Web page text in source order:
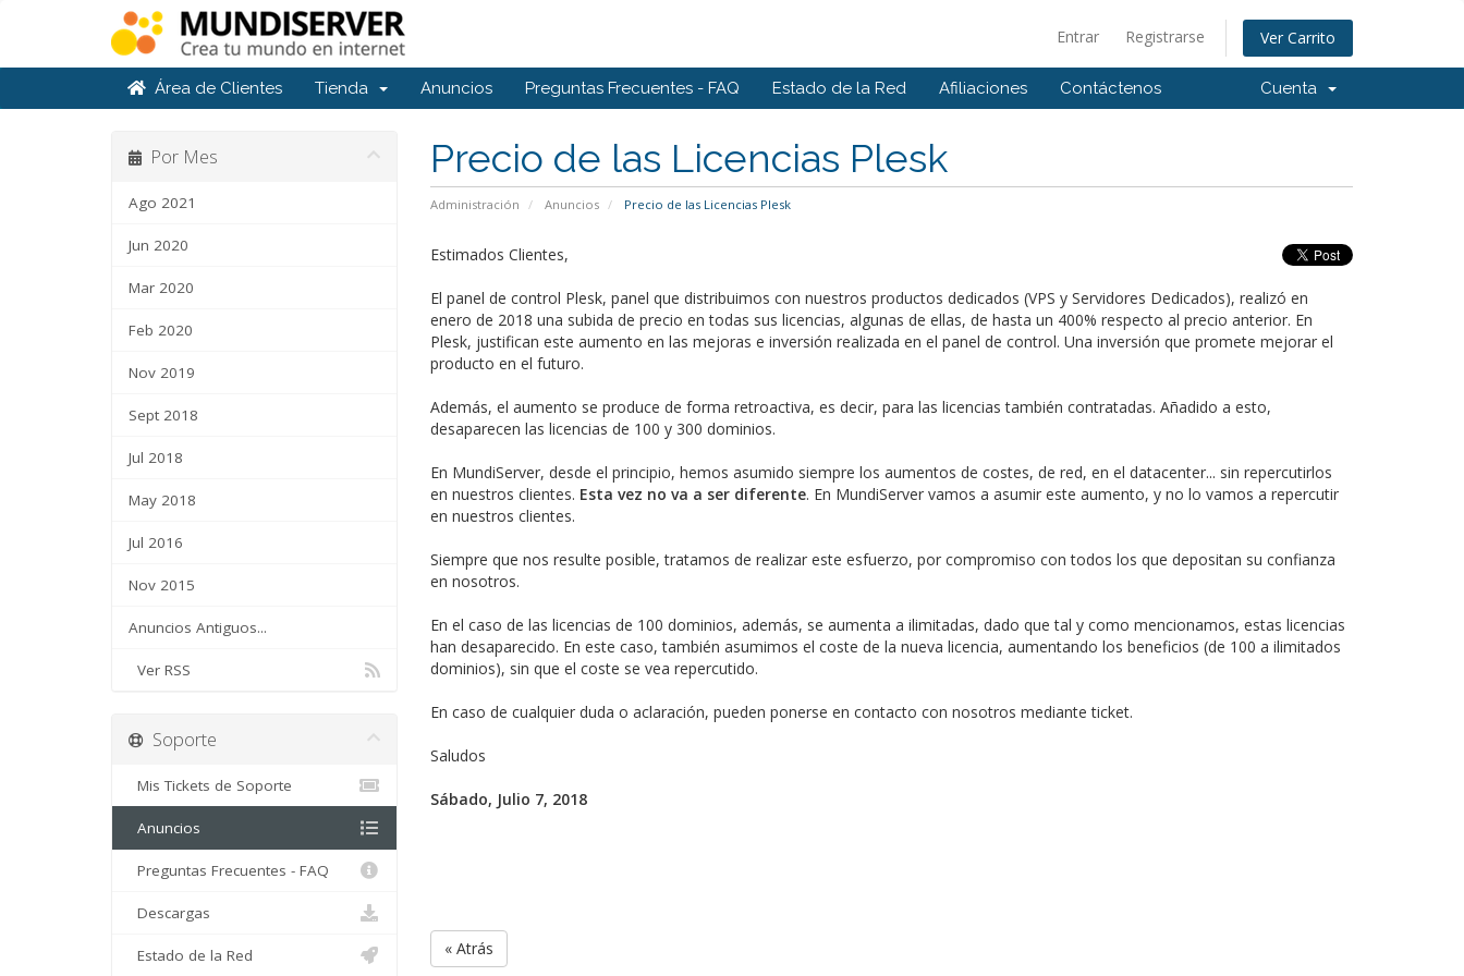
Entrar Registrarse Ver Carrito
Área de Clientes Tienda Anuncios Preguntas Frecuentes - FAQ Estado de la Red Afiliaciones Contáctenos Cuenta
Precio de las Licencias Plesk
Administración Anuncios Precio de las Licencias Plesk
Por Mes
Ago 2021
Jun 2020
Mar 2020
Feb 2020
Nov 2019
Sept 2018
Jul 2018
May 2018
Jul 2016
Nov 2015
Anuncios Antiguos...
Ver RSS
Estimados Clientes,
El panel de control Plesk, panel que distribuimos con nuestros productos dedicados (VPS y Servidores Dedicados), realizó en
enero de 2018 una subida de precio en todas sus licencias, algunas de ellas, de hasta un 400% respecto al precio anterior. En
Plesk, justifican este aumento en las mejoras e inversión realizada en el panel de control. Una inversión que promete mejorar el
producto en el futuro.
Además, el aumento se produce de forma retroactiva, es decir, para las licencias también contratadas. Añadido a esto,
desaparecen las licencias de 100 y 300 dominios.
En MundiServer, desde el principio, hemos asumido siempre los aumentos de costes, de red, en el datacenter... sin repercutirlos
en nuestros clientes. Esta vez no va a ser diferente. En MundiServer vamos a asumir este aumento, y no lo vamos a repercutir
en nuestros clientes.
Siempre que nos resulte posible, tratamos de realizar este esfuerzo, por compromiso con todos los que depositan su confianza
en nosotros.
En el caso de las licencias de 100 dominios, además, se aumenta a ilimitadas, dado que tal y como mencionamos, estas licencias
han desaparecido. En este caso, también asumimos el coste de la nueva licencia, aumentando los beneficios (de 100 a ilimitados
dominios), sin que el coste se vea repercutido.
En caso de cualquier duda o aclaración, pueden ponerse en contacto con nosotros mediante ticket.
Saludos
Sábado, Julio 7, 2018
« Atrás
Soporte
Mis Tickets de Soporte
Anuncios
Preguntas Frecuentes - FAQ
Descargas
Estado de la Red